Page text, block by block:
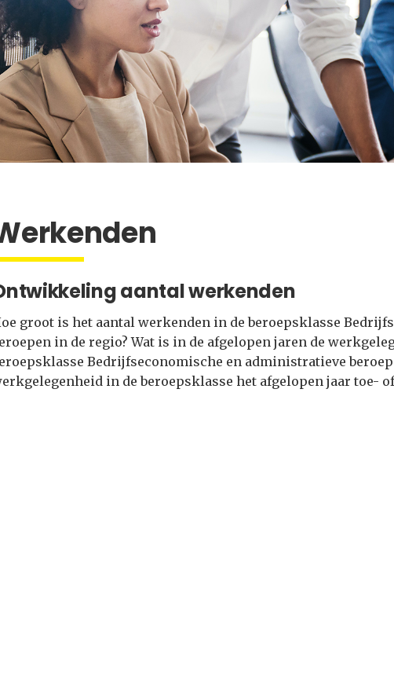
aantal werkenden
groot is het aantal werkenden in de beroepsklasse
in de regio? Wat is in de afgelopen jaren de
Bedrijfseconomische en administratieve
in de beroepsklasse het afgelopen jaar toe-